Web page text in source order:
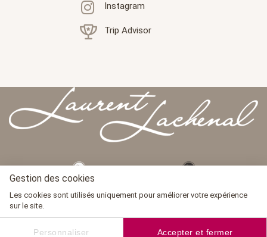
Instagram
Trip Advisor
Site internet réalisé sur mesure par Redmoot
Gestion des cookies
Les cookies sont utilisés uniquement pour améliorer votre expérience
sur le site.
Personnaliser Accepter et fermer